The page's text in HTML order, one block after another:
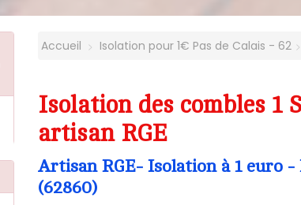
Accueil Isolation pour 1€ Pas de Calais - 62
Isolation des combles 1
artisan RGE
Artisan RGE- Isolation à 1 euro
(62860)